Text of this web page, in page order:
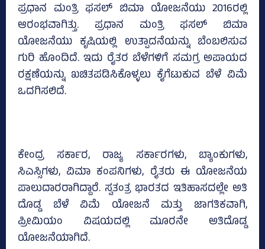
ಪ್ರಧಾನ ಮಂತ್ರಿ ಫಸಲ್ ಬಿಮಾ ಯೋಜನೆಯು 2016ರಲ್ಲಿ
ಆರಂಭವಾಗಿತ್ತು. ಪ್ರಧಾನ ಮಂತ್ರಿ ಫಸಲ್ ಬಿಮಾ
ಯೋಜನೆಯು ಕೃಷಿಯಲ್ಲಿ ಉತ್ಪಾದನೆಯನ್ನು ಬೆಂಬಲಿಸುವ
ಗುರಿ ಹೊಂದಿದೆ. ಇದು ರೈತರ ಬೆಳೆಗಳಿಗೆ ಸಮಗ್ರ ಅಪಾಯದ
ರಕ್ಷಣೆಯನ್ನು ಖಚಿತಪಡಿಸಿಕೊಳ್ಳಲು ಕೈಗೆಟುಕುವ ಬೆಳೆ ವಿಮೆ
ಒದಗಿಸಲಿದೆ.
ಕೇಂದ್ರ ಸರ್ಕಾರ, ರಾಜ್ಯ ಸರ್ಕಾರಗಳು, ಬ್ಯಾಂಕುಗಳು,
ಸಿಎಸ್ಸಿಗಳು, ವಿಮಾ ಕಂಪನಿಗಳು, ರೈತರು ಈ ಯೋಜನೆಯ
ಪಾಲುದಾರರಾಗಿದ್ದಾರೆ. ಸ್ವತಂತ್ರ ಭಾರತದ ಇತಿಹಾಸದಲ್ಲೇ ಅತಿ
ದೊಡ್ಡ ಬೆಳೆ ವಿಮೆ ಯೋಜನೆ ಮತ್ತು ಜಾಗತಿಕವಾಗಿ,
ಪ್ರೀಮಿಯಂ ವಿಷಯದಲ್ಲಿ ಮೂರನೇ ಅತಿದೊಡ್ಡ
ಯೋಜನೆಯಾಗಿದೆ.